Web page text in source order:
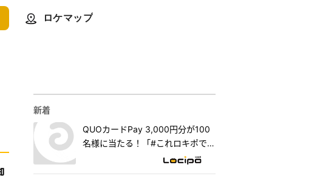
ロケマップ
新着
QUOカードPay 3,000円分が100
名様に当たる！「#これロキポで見
れるよ」キャンペーン